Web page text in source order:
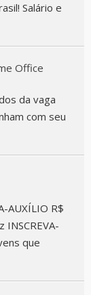
Salário e
Office
da vaga
com seu
AUXÍLIO R$
INSCREVA-
que